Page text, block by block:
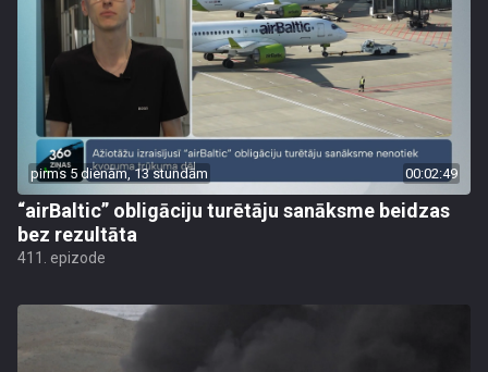
pirms 5 dienām, 13 stundām 00:02:49
“airBaltic” obligāciju turētāju sanāksme beidzas
bez rezultāta
411. epizode